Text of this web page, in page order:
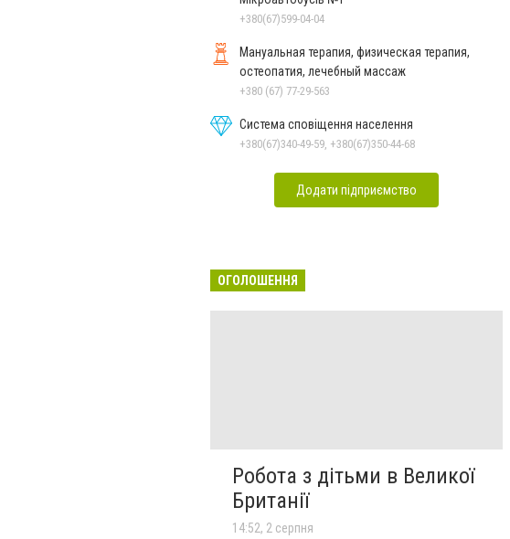
+380(67)599-04-04
Мануальная терапия, физическая терапия,
остеопатия, лечебный массаж
+380 (67) 77-29-563
Система сповіщення населення
+380(67)340-49-59, +380(67)350-44-68
Додати підприємство
ОГОЛОШЕННЯ
Робота з дітьми в Великої
Британії
14:52, 2 серпня